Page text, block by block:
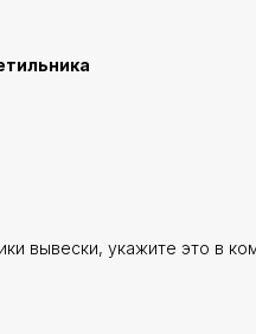
вывески, укажите это в